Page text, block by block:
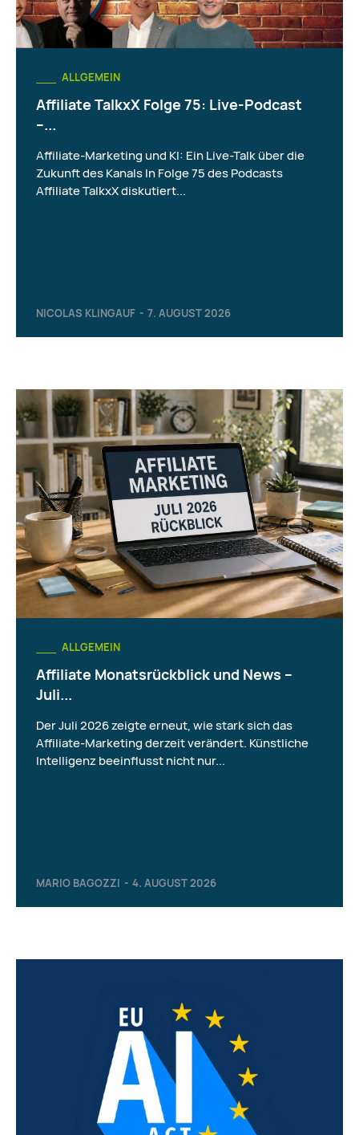
ALLGEMEIN
Affiliate TalkxX Folge 75: Live-Podcast
–...
NICOLAS KLINGAUF - 7. AUGUST 2026
Affiliate-Marketing und KI: Ein Live-Talk über die
Zukunft des Kanals In Folge 75 des Podcasts
Affiliate TalkxX diskutiert...
ALLGEMEIN
Affiliate Monatsrückblick und News –
Juli...
MARIO BAGOZZI - 4. AUGUST 2026
Der Juli 2026 zeigte erneut, wie stark sich das
Affiliate-Marketing derzeit verändert. Künstliche
Intelligenz beeinflusst nicht nur...